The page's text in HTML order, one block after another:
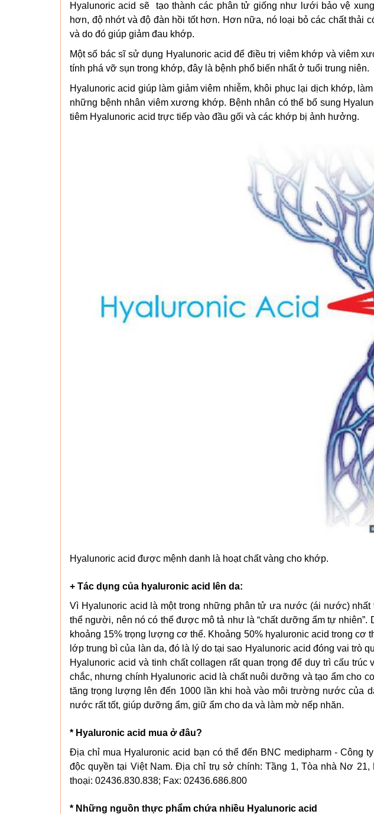
Hyalunoric acid sẽ tạo thành các phân tử giống như lưới bảo vệ
hơn, độ nhớt và độ đàn hồi tốt hơn. Hơn nữa, nó loại bỏ các chất thải
và do đó giúp giảm đau khớp.
Một số bác sĩ sử dụng Hyalunoric acid để điều trị viêm khớp và viêm
tính phá vỡ sụn trong khớp, đây là bệnh phổ biến nhất ở tuổi trung niên.
Hyalunoric acid giúp làm giảm viêm nhiễm, khôi phục lại dịch khớp,
những bệnh nhân viêm xương khớp. Bệnh nhân có thể bổ sung
tiêm Hyalunoric acid trực tiếp vào đầu gối và các khớp bị ảnh hưởng.
Hyalunoric acid được mệnh danh là hoạt chất vàng cho khớp.
+ Tác dụng của hyaluronic acid lên da:
Vì Hyalunoric acid là một trong những phân tử ưa nước (ái nước)
thể người, nên nó có thể được mô tả như là “chất dưỡng ẩm tự
khoảng 15% trọng lượng cơ thể. Khoảng 50% hyaluronic acid trong cơ
lớp trung bì của làn da, đó là lý do tại sao Hyalunoric acid đóng vai trò
Hyalunoric acid và tinh chất collagen rất quan trọng để duy trì cấu
chắc, nhưng chính Hyalunoric acid là chất nuôi dưỡng và tạo ẩm cho
tăng trọng lượng lên đến 1000 lần khi hoà vào môi trường nước của
nước rất tốt, giúp dưỡng ẩm, giữ ẩm cho da và làm mờ nếp nhăn.
* Hyaluronic acid mua ở đâu?
Địa chỉ mua Hyaluronic acid bạn có thể đến BNC medipharm - Công
độc quyền tại Việt Nam. Địa chỉ trụ sở chính: Tầng 1, Tòa nhà Nơ
thoại: 02436.830.838; Fax: 02436.686.800
* Những nguồn thực phẩm chứa nhiều Hyalunoric acid